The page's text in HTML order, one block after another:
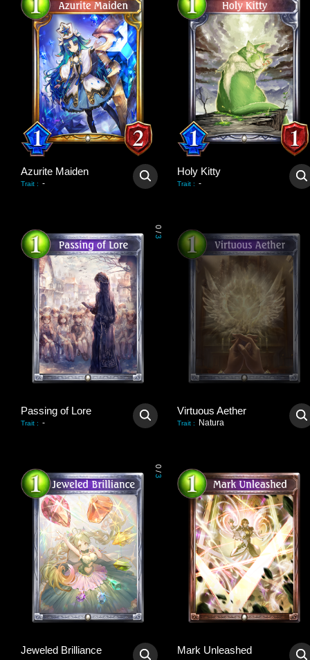
Azurite Maiden
Trait : -
Holy Kitty
Trait : -
0
/
3
Passing of Lore
Trait : -
Virtuous Aether
Trait : Natura
0
/
3
Jeweled Brilliance Mark Unleashed